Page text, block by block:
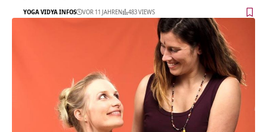
YOGA VIDYA INFOS VOR 11 JAHREN 483 VIEWS